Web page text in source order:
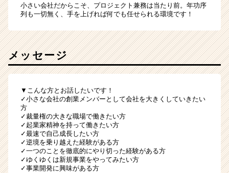
小さい会社だからこそ、プロジェクト兼務は当たり前。年功序
列も一切無く、手を上げれば何でも任せられる環境です！
メッセージ
▼こんな方とお話したいです！
✓小さな会社の創業メンバーとして会社を大きくしていきたい
方
✓裁量権の大きな職場で働きたい方
✓起業家精神を持って働きたい方
✓最速で自己成長したい方
✓逆境を乗り越えた経験がある方
✓一つのことを徹底的にやり切った経験がある方
✓ゆくゆくは新規事業をやってみたい方
✓事業開発に興味がある方